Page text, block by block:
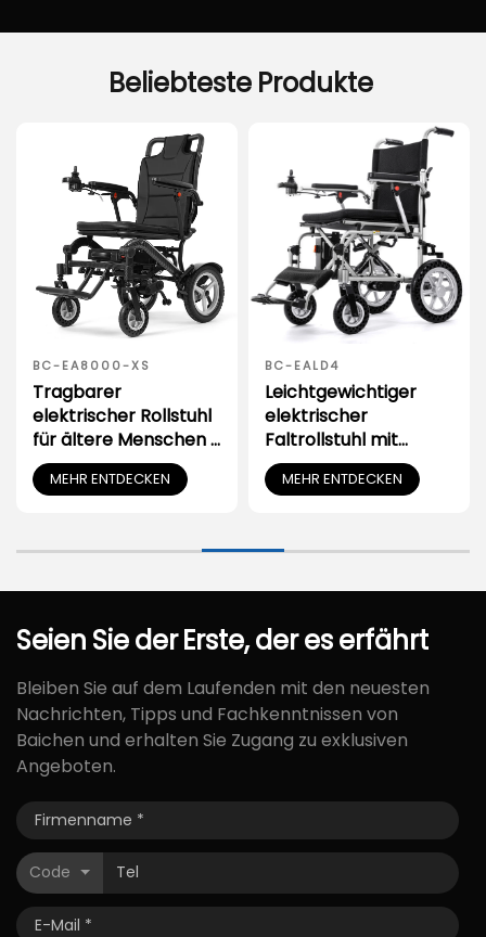
Beliebteste Produkte
BC-EA8000-XS
Tragbarer
elektrischer Rollstuhl
für ältere Menschen |
Einfach zu falten und
zu transportieren für
MEHR ENTDECKEN
BC-EALD4
Leichtgewichtiger
elektrischer
Faltrollstuhl mit
Power für Menschen
mit Behinderung
MEHR ENTDECKEN
Seien SiederErste,dereserfährt
Bleiben Sie auf dem Laufenden mit den neuesten
Nachrichten, Tipps und Fachkenntnissen von
Baichen und erhalten Sie Zugang zu exklusiven
Angeboten.
Code